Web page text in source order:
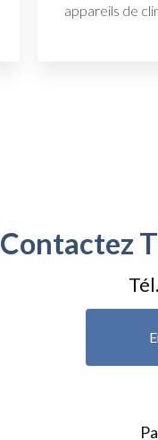
appareils de
Contactez
Tél.